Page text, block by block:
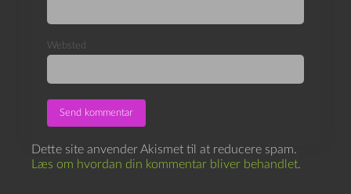
Websted
Dette site anvender Akismet til at reducere spam.
Læs om hvordan din kommentar bliver behandlet.